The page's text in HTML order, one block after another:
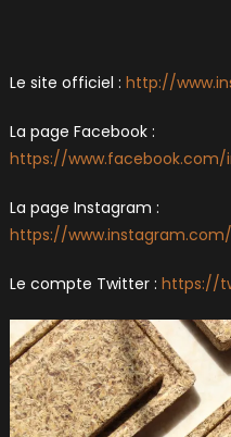
Le site officiel : http://
La page Facebook :
https://www.facebook.com/
La page Instagram :
https://
Le compte Twitter : https://